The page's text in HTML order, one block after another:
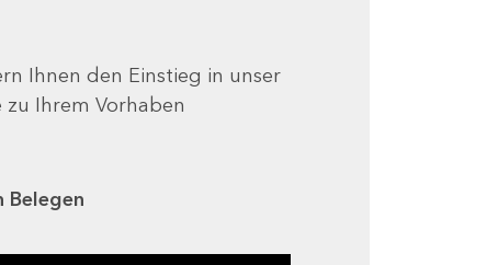
Ihnen den Einstieg in unser
Ihrem Vorhaben
Belegen